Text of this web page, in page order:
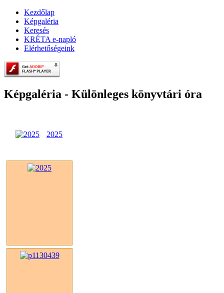
Kezdőlap
Képgaléria
Keresés
KRÉTA e-napló
Elérhetőségeink
Képgaléria - Különleges könyvtári óra
2025